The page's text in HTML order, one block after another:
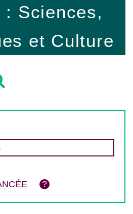
: Sciences,
et Culture